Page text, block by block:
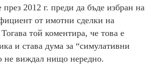
2012 г. преди да бъде избран на
от имотни сделки на
той коментира, че това е
и става дума за “симулативни
не виждал нищо нередно.